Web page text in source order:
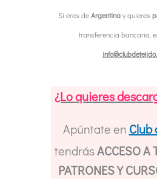
cantidad
Si eres deArgentinay quieres
transferencia bancaria,
¿Lo quieres
Apúntate en Club
tendrásACCESO A
PATRONES Y